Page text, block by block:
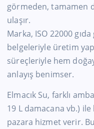
görmeden, tamamen
ulaşır.
Marka, ISO 22000
belgeleriyle üretim
süreçleriyle hem
anlayış benimser.
Elmacık Su, farklı
19 L damacana vb.)
pazara hizmet verir.